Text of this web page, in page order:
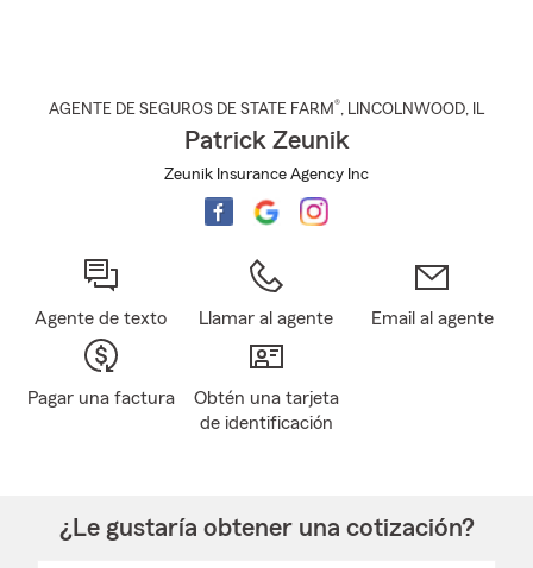
AGENTE DE SEGUROS DE STATE FARM®, LINCOLNWOOD, IL
Patrick Zeunik
Zeunik Insurance Agency Inc
Agente de texto Llamar al agente Email al agente
Pagar una factura
Obtén una tarjeta
de identificación
¿Le gustaría obtener una cotización?